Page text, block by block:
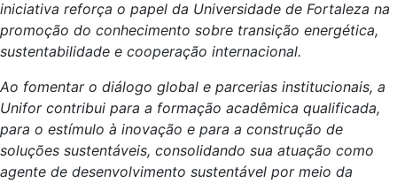
iniciativa reforça o papel da Universidade de Fortaleza na
promoção do conhecimento sobre transição energética,
sustentabilidade e cooperação internacional.
Ao fomentar o diálogo global e parcerias institucionais, a
Unifor contribui para a formação acadêmica qualificada,
para o estímulo à inovação e para a construção de
soluções sustentáveis, consolidando sua atuação como
agente de desenvolvimento sustentável por meio da